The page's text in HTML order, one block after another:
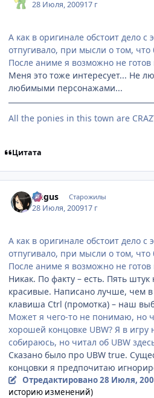
28 Июля, 200917 г
А как в оригинале обстоит дело с
отпугивало, при мысли о том, что
После аниме я возможно не готов
Меня это тоже интересует... Не
любимыми персонажами...
All the ponies in this town are
Цитата
Angus Старожилы
28 Июля, 200917 г
А как в оригинале обстоит дело с
отпугивало, при мысли о том, что
После аниме я возможно не готов
Никак. По факту – есть. Пять
красивые. Написано лучше, чем
клавиша Ctrl (промотка) – наш
Может я чего-то не понимаю, но
хорошей концовке UBW? Я в игру
собираюсь, но читал об UBW
Сказано было про UBW true.
концовки я предпочитаю
Отредактировано28 Июля,
историю изменений)